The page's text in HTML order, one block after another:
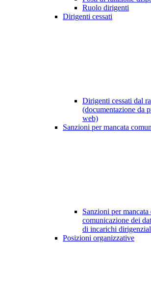
Ruolo dirigenti
Dirigenti cessati
Dirigenti cessati dal
(documentazione da
web)
Sanzioni per mancata
Sanzioni per
comunicazione dei
di incarichi
Posizioni organizzative